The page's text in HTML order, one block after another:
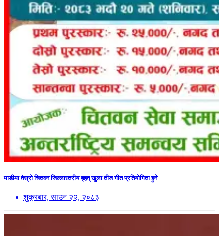
माडीमा तेस्रो चितवन जिल्लास्तरीय बृहत् खुला तीज गीत प्रतियोगिता हुने
शुक्रबार, साउन २२, २०८३